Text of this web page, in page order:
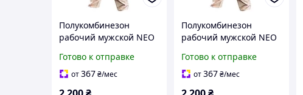
Полукомбинезон
рабочий мужской NEO
320-S)
Готово к отправке
от367₴/мес
Полукомбинезон
рабочий мужской NEO
320-XL)
Готово к отправке
от367₴/мес